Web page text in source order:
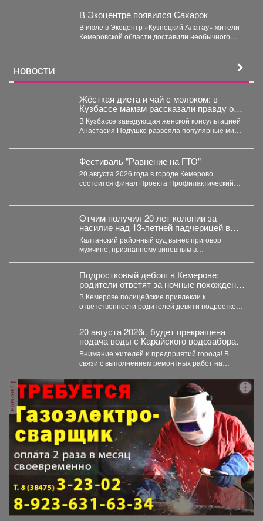
В Экоцентре появился Сахарок
В июле в Экоцентр «Кузнецкий Алатау» жители
Кемеровской области доставили необычного
НОВОСТИ
Жёсткая диета и чай с молоком: в
Кузбассе мамам рассказали правду о
грудном вскармливании
В Кузбассе заведующая женской консультацией
Анастасия Подушко развеяла популярные мифы
Фестиваль "Равнение на ГТО"
20 августа 2026 года в городе Кемерово
состоится финал Проекта Профилактический
Отчим получил 20 лет колонии за
насилие над 13‑летней падчерицей в
Кузбассе
Калтанский районный суд вынес приговор
мужчине, признанному виновным в
Подростковый дебош в Кемерове:
родители ответят за ночные похождения
детей
В Кемерове полицейские привлекли к
ответственности родителей девяти подростков.
20 августа 2026г. будет прекращена
подача воды с Карайского водозабора.
Внимание жителей и предприятий города! В
связи с выполнением ремонтных работ на
реклама